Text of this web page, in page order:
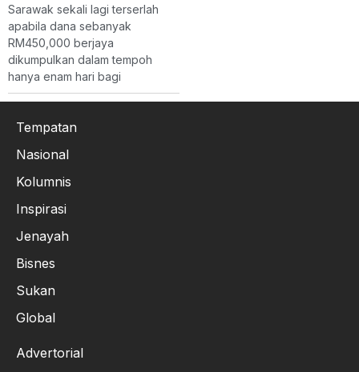
Sarawak sekali lagi terserlah
apabila dana sebanyak
RM450,000 berjaya
dikumpulkan dalam tempoh
hanya enam hari bagi
Tempatan
Nasional
Kolumnis
Inspirasi
Jenayah
Bisnes
Sukan
Global
Advertorial